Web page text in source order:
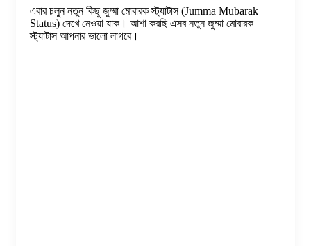
এবার চলুন নতুন কিছু জুম্মা মোবারক স্ট্যাটাস (Jumma Mubarak
Status) দেখে নেওয়া যাক। আশা করছি এসব নতুন জুম্মা মোবারক
স্ট্যাটাস আপনার ভালো লাগবে।